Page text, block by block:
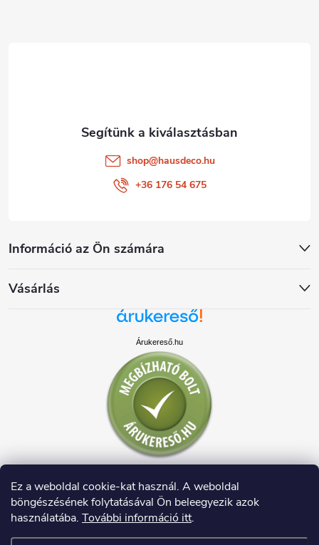
Ez a weboldal cookie-kat használ. A weboldal
böngészésének folytatásával Ön beleegyezik azok
használatába. További információ itt.
Információ az Ön számára
Vásárlás
shop@hausdeco.hu
+36 176 54 675
Árukereső.hu